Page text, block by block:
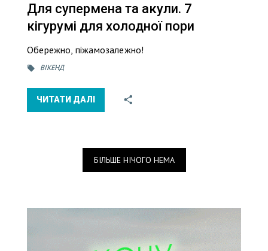
Для супермена та акули. 7
кігурумі для холодної пори
Обережно, піжамозалежно!
ВІКЕНД
ЧИТАТИ ДАЛІ
БІЛЬШЕ НІЧОГО НЕМА